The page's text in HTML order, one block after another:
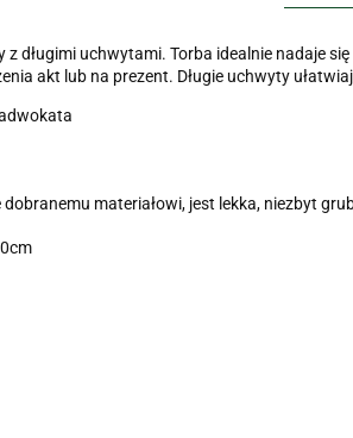
z długimi uchwytami. Torba idealnie nadaje
akt lub na prezent. Długie uchwyty
dobranemu materiałowi, jest lekka, niezbyt